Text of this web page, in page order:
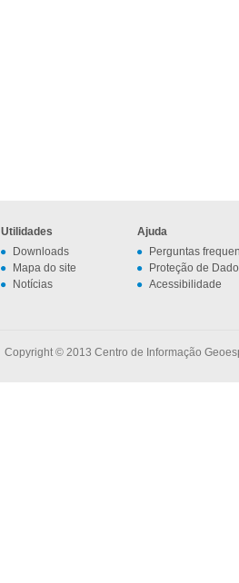
Utilidades
Downloads
Mapa do site
Notícias
Ajuda
Perguntas
Proteção de
Acessibilidade
Copyright © 2013 Centro de Informação